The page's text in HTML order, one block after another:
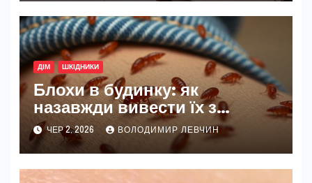
ДІМ ШКІДНИКИ
Блохи в будинку: як
назавжди вивести їх з
квартири чи будинку
ЧЕР 2, 2026 ВОЛОДИМИР ЛЕВЧИН